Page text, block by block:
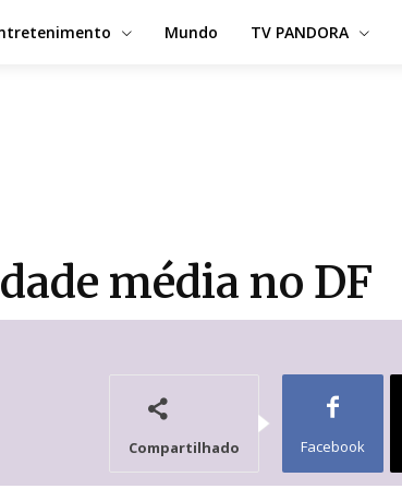
Mundo TV PANDORA
média no DF
Compartilhado Facebook